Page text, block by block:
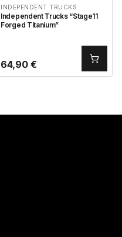
INDEPENDENT TRUCKS
Independent Trucks “Stage11
Forged Titanium”
64,90 €